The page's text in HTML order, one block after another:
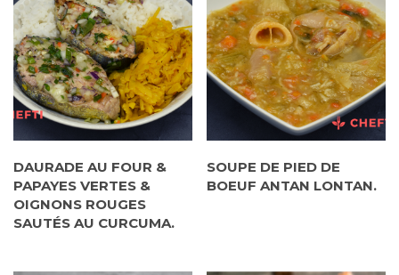
DAURADE AU FOUR &
PAPAYES VERTES &
OIGNONS ROUGES
SAUTÉS AU CURCUMA.
SOUPE DE PIED DE
BOEUF ANTAN LONTAN.